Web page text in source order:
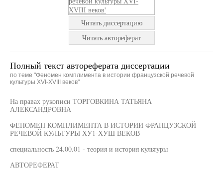
Читать диссертацию
Читать автореферат
Полный текст автореферата диссертации
по теме "Феномен комплимента в истории французской речевой
культуры XVI-XVIII веков"
На правах рукописи ТОРГОВКИНА ТАТЬЯНА
АЛЕКСАНДРОВНА
ФЕНОМЕН КОМПЛИМЕНТА В ИСТОРИИ ФРАНЦУЗСКОЙ
РЕЧЕВОЙ КУЛЬТУРЫ ХУ1-ХУШ ВЕКОВ
специальность 24.00.01 - теория и история культуры
АВТОРЕФЕРАТ